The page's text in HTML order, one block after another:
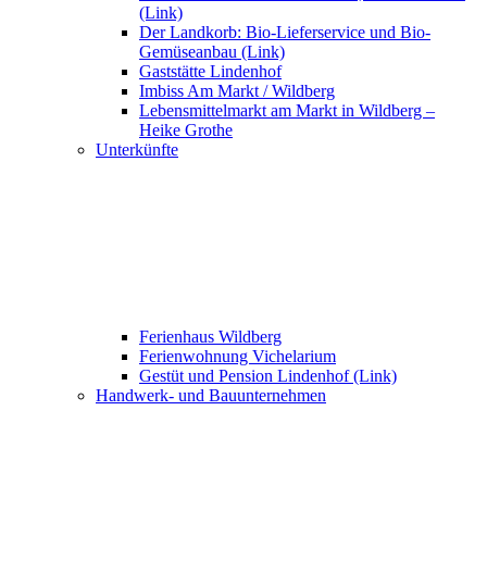
(Link)
Der Landkorb: Bio-Lieferservice und Bio-
Gemüseanbau (Link)
Gaststätte Lindenhof
Imbiss Am Markt / Wildberg
Lebensmittelmarkt am Markt in Wildberg –
Heike Grothe
Unterkünfte
Ferienhaus Wildberg
Ferienwohnung Vichelarium
Gestüt und Pension Lindenhof (Link)
Handwerk- und Bauunternehmen